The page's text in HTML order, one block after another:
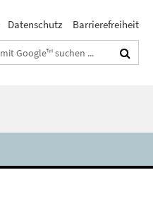
Datenschutz Barrierefreiheit